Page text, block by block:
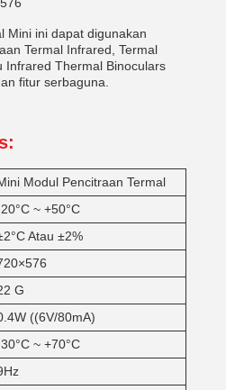
Mini ini dapat digunakan
Termal Infrared, Termal
Infrared Thermal Binoculars
fitur serbaguna.
Modul Pencitraan Termal
~ +50°C
Atau ±2%
G
((6V/80mA)
~ +70°C